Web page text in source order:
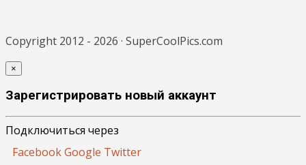
Copyright 2012 - 2026 · SuperCoolPics.com
×
Зарегистрировать новый аккаунт
Подключиться через
FacebookGoogle Twitter